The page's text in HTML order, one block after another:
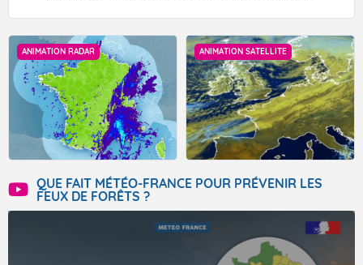
ANIMATION RADAR ANIMATION SATELLITE
QUE FAIT MÉTÉO-FRANCE POUR PRÉVENIR LES
FEUX DE FORÊTS ?